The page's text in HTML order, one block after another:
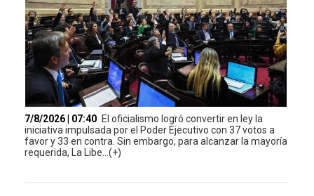
7/8/2026 | 07:40 El oficialismo logró convertir en ley la
iniciativa impulsada por el Poder Ejecutivo con 37 votos a
favor y 33 en contra. Sin embargo, para alcanzar la mayoría
requerida, La Libe...(+)